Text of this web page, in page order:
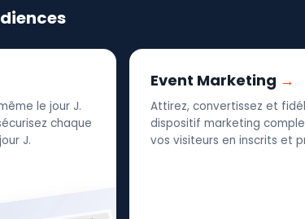
le jour J.
chaque
J.
Event Marketing
Attirez, convertissez et
dispositif marketing
vos visiteurs en inscrits et